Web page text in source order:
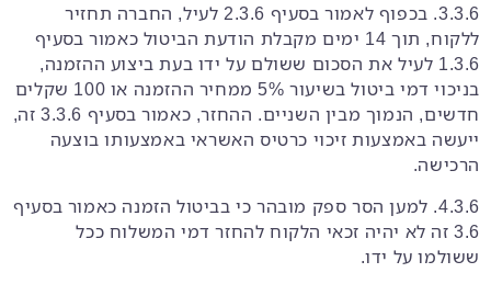
3.3.6. בכפוף לאמור בסעיף ‎2.3.6 לעיל, החברה תחזיר
ללקוח, תוך 14 ימים מקבלת הודעת הביטול כאמור בסעיף
‎1.3.6 לעיל את הסכום ששולם על ידו בעת ביצוע ההזמנה,
בניכוי דמי ביטול בשיעור 5% ממחיר ההזמנה או 100 שקלים
חדשים, הנמוך מבין השניים. ההחזר, כאמור בסעיף 3.3.6 זה,
ייעשה באמצעות זיכוי כרטיס האשראי באמצעותו בוצעה
הרכישה.
4.3.6. למען הסר ספק מובהר כי בביטול הזמנה כאמור בסעיף
‎3.6 זה לא יהיה זכאי הלקוח להחזר דמי המשלוח ככל
ששולמו על ידו.